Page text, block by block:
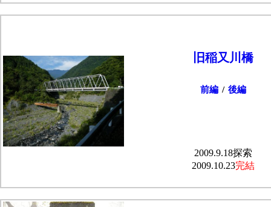
旧稲又川橋
前編 / 後編
2009.9.18探索
2009.10.23完結